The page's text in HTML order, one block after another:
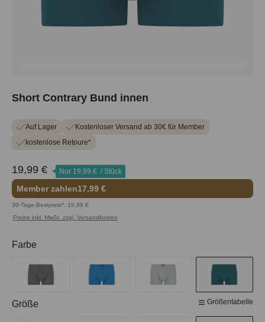
Short Contrary Bund innen
Auf Lager
Kostenloser Versand ab 30€ für Member
kostenlose Retoure*
19,99 € Nur 19,99 € / Stück
Member zahlen17,99 €
30-Tage-Bestpreis*: 19,99 €
Preise inkl. MwSt. zzgl. Versandkosten
Farbe
Größe Größentabelle